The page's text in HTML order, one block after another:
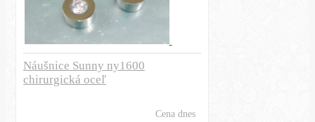
Náušnice Sunny ny1600
chirurgická oceľ
Cena dnes